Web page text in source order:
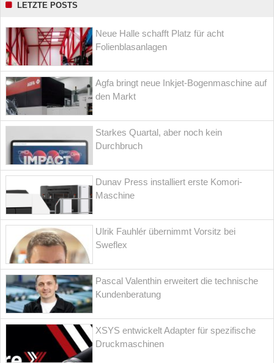
LETZTE POSTS
Neue Halle schafft Platz für acht
Folienblasanlagen
Agfa bringt neue Inkjet-Bogenmaschine auf
den Markt
Starkes Quartal, aber noch kein
Durchbruch
Dunav Press installiert erste Komori-
Maschine
Ulrik Fauhlér übernimmt Vorsitz bei
Sweflex
Pascal Valenthin erweitert die technische
Kundenberatung
XSYS entwickelt Adapter für spezifische
Druckmaschinen